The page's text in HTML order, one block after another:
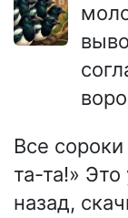
Все
та-та!»
назад,